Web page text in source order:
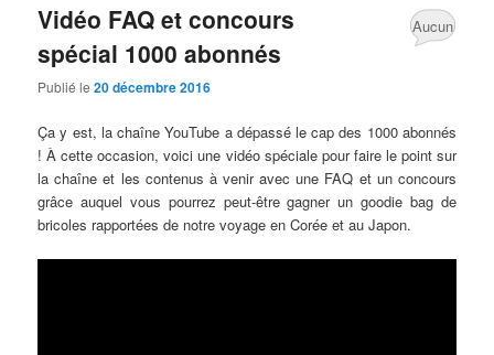
Vidéo FAQ et concours
spécial 1000 abonnés
Publié le20 décembre 2016
Aucun
Ça y est, la chaîne YouTube a dépassé le cap des 1000 abonnés
! À cette occasion, voici une vidéo spéciale pour faire le point sur
la chaîne et les contenus à venir avec une FAQ et un concours
grâce auquel vous pourrez peut-être gagner un goodie bag de
bricoles rapportées de notre voyage en Corée et au Japon.